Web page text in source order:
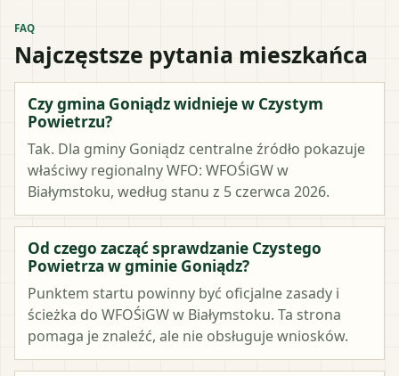
FAQ
Najczęstsze pytania mieszkańca
Czy gmina Goniądz widnieje w Czystym
Powietrzu?
Tak. Dla gminy Goniądz centralne źródło pokazuje
właściwy regionalny WFO: WFOŚiGW w
Białymstoku, według stanu z 5 czerwca 2026.
Od czego zacząć sprawdzanie Czystego
Powietrza w gminie Goniądz?
Punktem startu powinny być oficjalne zasady i
ścieżka do WFOŚiGW w Białymstoku. Ta strona
pomaga je znaleźć, ale nie obsługuje wniosków.